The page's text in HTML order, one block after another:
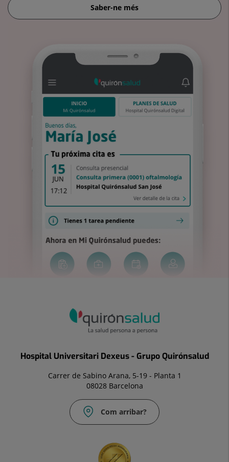
Saber-ne més
Hospital Universitari Dexeus - Grupo Quirónsalud
Carrer de Sabino Arana, 5-19 - Planta 1
08028 Barcelona
Com arribar?